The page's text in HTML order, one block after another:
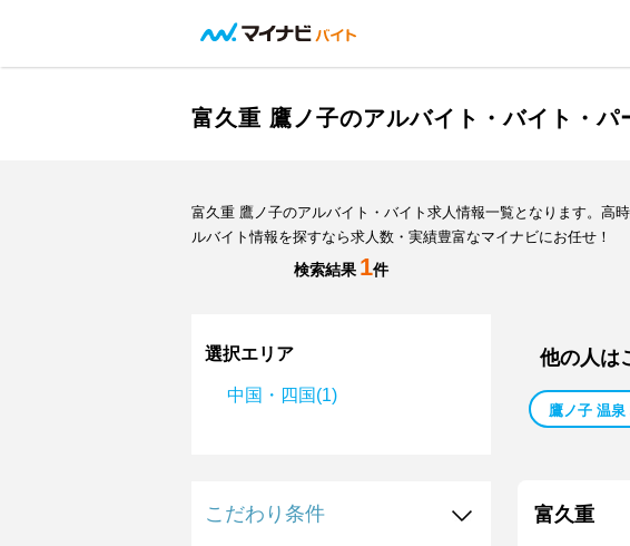
富久重 鷹ノ子のアルバイト・バイト・パ
富久重 鷹ノ子のアルバイト・バイト求人情報一覧となります。高
ルバイト情報を探すなら求人数・実績豊富なマイナビにお任せ！
検索結果 1件
選択エリア
中国・四国(1)
こだわり条件
他の人は
鷹ノ子 温泉
富久重